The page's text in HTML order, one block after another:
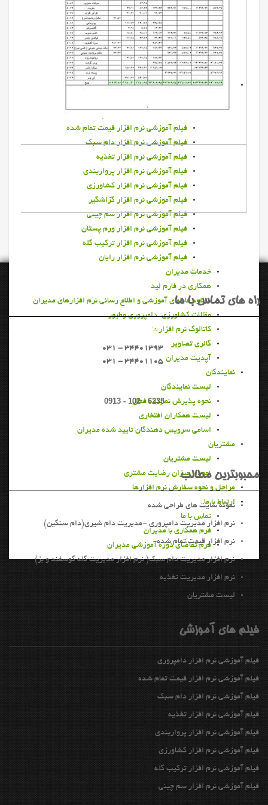
نرم افزار کشاورزی
نرم افزار پرواربندی
نرم افزار قيمت تمام شده دام سنگین
نرم افزار قيمت تمام شده دام سنگین
برخي خروجي هاي قيمت تمام شده
خدمات
فیلم آموزشی نرم افزار قیمت تمام شده
فیلم آموزشی نرم افزار دام سبک
فیلم آموزشی نرم افزار تغذیه
فیلم آموزشی نرم افزار پرواربندي
فیلم آموزشی نرم افزار كشاورزي
فیلم آموزشی نرم افزار گزاشگیر
فیلم آموزشی نرم افزار سم چيني
فیلم آموزشی نرم افزار ورم پستان
فیلم آموزشی نرم افزار تركيب گله
فیلم آموزشی نرم افزار رایان
خدمات مديران
همکاری در فارم لید
دانلود فایلهای آموزشی و اطلاع رسانی نرم افزارهای مدیران
مقالات کشاورزی، دامپروری وطیور
کاتالوگ نرم افزارها
گالری تصاویر
آپدیت مدیران
نمايندگان
ليست نمايندگان
نحوه پذيرش نماينده فعال
ليست همكاران افتخاري
اسامی سرویس دهندگان تایید شده مدیران
مشتريان
ليست مشتريان
نمودار ميزان رضايت مشتري
مراحل و نحوه سفارش نرم افزارها
ارتباط با ما
تماس با ما
فرم همکاری با مدیران
فرم تقاضای دوره آموزشی مدیران
راه هاي تماس با ما
تلفن دفتر مركزي
031 - 34401393
031 - 34401105
0913 - 102 - 6235
محبوبترين مطالب
نمونه سايت هاي طراحي شده
نرم افزار مديريت دامپروري -مدیریت دام شیری(دام سنگین)
نرم افزار قيمت تمام شده
نرم افزار مدیریت دام سبك( نرم افزار مدیریت گله گوسفند و بز)
نرم افزار مديريت تغذيه
ليست مشتريان
فیلم های آموزشی
فیلم آموزشی نرم افزار دامپروری
فیلم آموزشی نرم افزار قیمت تمام شده
فیلم آموزشی نرم افزار دام سبک
فیلم آموزشی نرم افزار تغذیه
فیلم آموزشی نرم افزار پرواربندي
فیلم آموزشی نرم افزار كشاورزي
فیلم آموزشی نرم افزار تركيب گله
فیلم آموزشی نرم افزار سم چيني